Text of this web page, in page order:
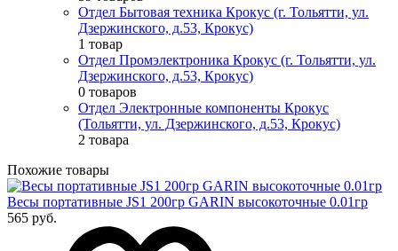
Отдел Бытовая техника Крокус (г. Тольятти, ул.
Дзержинского, д.53, Крокус)
1 товар
Отдел Промэлектроника Крокус (г. Тольятти, ул.
Дзержинского, д.53, Крокус)
0 товаров
Отдел Электронные компоненты Крокус
(Тольятти, ул. Дзержинского, д.53, Крокус)
2 товара
Похожие товары
Весы портативные JS1 200гр GARIN высокоточные 0.01гр
565 руб.